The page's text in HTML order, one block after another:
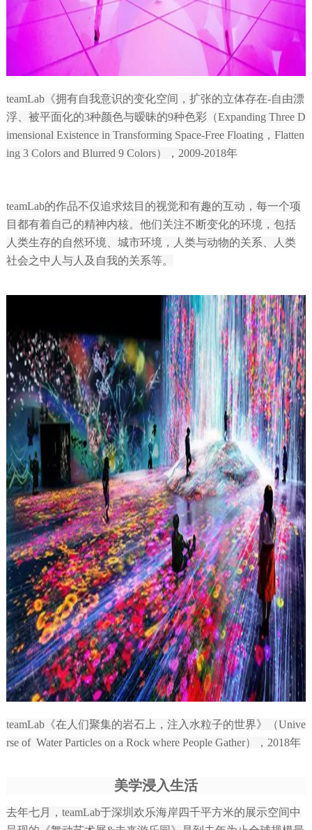
teamLab《拥有自我意识的变化空间，扩张的立体存在-自由漂
浮、被平面化的3种颜色与暧昧的9种色彩（Expanding Three D
imensional Existence in Transforming Space-Free Floating，Flatten
ing 3 Colors and Blurred 9 Colors），2009-2018年
teamLab的作品不仅追求炫目的视觉和有趣的互动，每一个项
目都有着自己的精神内核。他们关注不断变化的环境，包括
人类生存的自然环境、城市环境，人类与动物的关系、人类
社会之中人与人及自我的关系等。
teamLab《在人们聚集的岩石上，注入水粒子的世界》（Unive
rse of Water Particles on a Rock where People Gather），2018年
美学浸入生活
去年七月，teamLab于深圳欢乐海岸四千平方米的展示空间中